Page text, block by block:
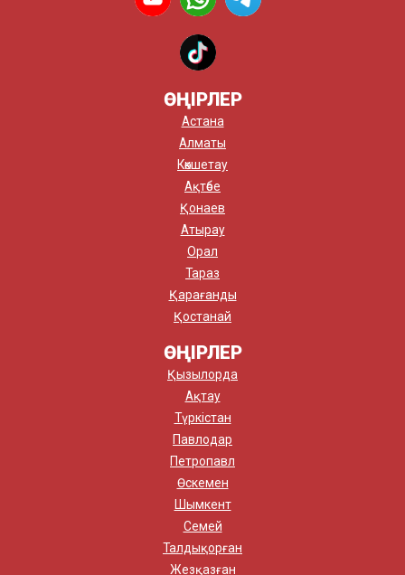
ӨҢІРЛЕР
Астана
Алматы
Көкшетау
Ақтөбе
Қонаев
Атырау
Орал
Тараз
Қарағанды
Қостанай
ӨҢІРЛЕР
Қызылорда
Ақтау
Түркістан
Павлодар
Петропавл
Өскемен
Шымкент
Семей
Талдықорған
Жезқазған